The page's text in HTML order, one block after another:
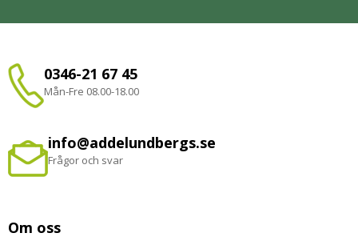
0346-21 67 45
Mån-Fre 08.00-18.00
info@addelundbergs.se
Frågor och svar
Om oss